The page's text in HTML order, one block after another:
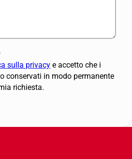
sulla privacy e accetto che i
conservati in modo permanente
richiesta.